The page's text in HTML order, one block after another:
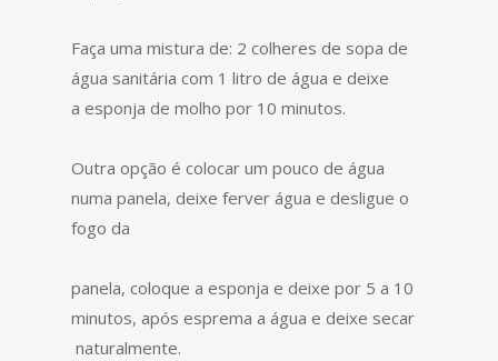
Faça uma mistura de: 2 colheres de sopa de
água sanitária com 1 litro de água e deixe
a esponja de molho por 10 minutos.
Outra opção é colocar um pouco de água
numa panela, deixe ferver água e desligue o
fogo da
panela, coloque a esponja e deixe por 5 a 10
minutos, após esprema a água e deixe secar
naturalmente.